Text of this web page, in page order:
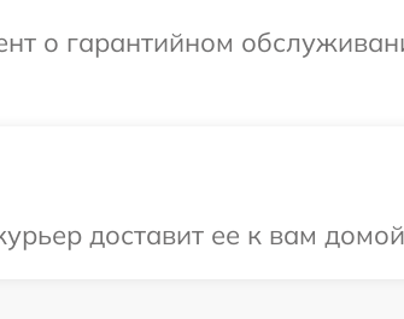
о гарантийном
доставит ее к вам